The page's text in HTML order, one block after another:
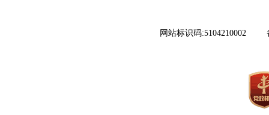
网站标识码:5104210002